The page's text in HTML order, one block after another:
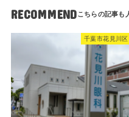
RECOMMEND
千葉市花見川区